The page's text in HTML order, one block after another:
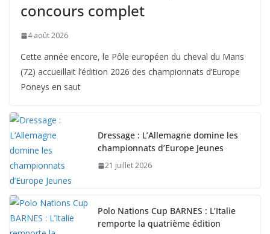
concours complet
4 août 2026
Cette année encore, le Pôle européen du cheval du Mans
(72) accueillait l’édition 2026 des championnats d’Europe
Poneys en saut
Dressage : L’Allemagne domine les
championnats d’Europe Jeunes
21 juillet 2026
Polo Nations Cup BARNES : L’Italie
remporte la quatrième édition